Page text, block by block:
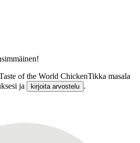
of the World ChickenTikka masala
ja
kirjoita arvostelu .